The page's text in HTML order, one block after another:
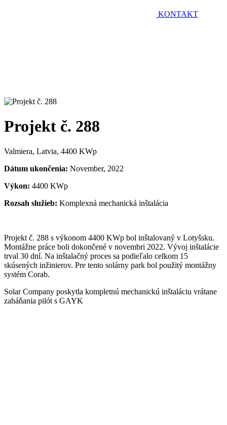
KONTAKT
Projekt č. 288
Valmiera, Latvia, 4400 KWp
Dátum ukončenia: November, 2022
Výkon: 4400 KWp
Rozsah služieb: Komplexná mechanická inštalácia
Projekt č. 288 s výkonom 4400 KWp bol inštalovaný v Lotyšsku.
Montážne práce boli dokončené v novembri 2022. Vývoj inštalácie
trval 30 dní. Na inštalačný proces sa podieľalo celkom 15
skúsených inžinierov. Pre tento solárny park bol použitý montážny
systém Corab.
Solar Company poskytla kompletnú mechanickú inštaláciu vrátane
zaháňania pilót s GAYK